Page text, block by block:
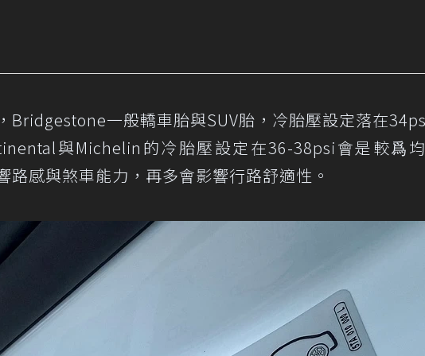
Bridgestone一般轎車胎與SUV胎，冷胎壓設定落在
與Michelin的冷胎壓設定在36-38psi會是較爲
路感與煞車能力，再多會影響行路舒適性。